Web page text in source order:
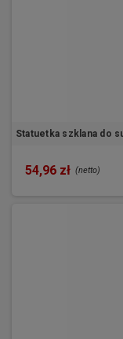
Statuetka szklana do
54,96 zł (netto)